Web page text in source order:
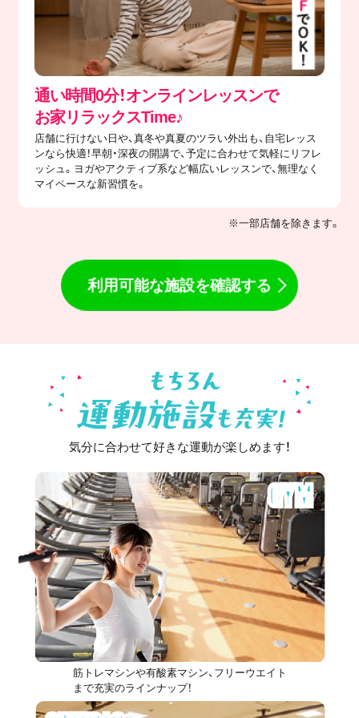
通い時間0分！オンラインレッスンで
​お家リラックスTime♪
店舗に行けない日や、真冬や真夏のツラい外出も、自宅レッス
ンなら快適！早朝・深夜の開講で、予定に合わせて気軽にリフレ
ッシュ。ヨガやアクティブ系など幅広いレッスンで、無理なく
マイペースな新習慣を。
※一部店舗を除きます。
利用可能な施設を確認する
気分に合わせて好きな運動が楽しめます！
GYM
筋トレマシンや有酸素マシン、フリーウエイト
まで充実のラインナップ！